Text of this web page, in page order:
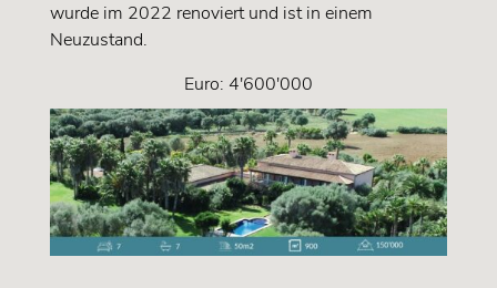
wurde im 2022 renoviert und ist in einem
Neuzustand.
Euro: 4'600'000